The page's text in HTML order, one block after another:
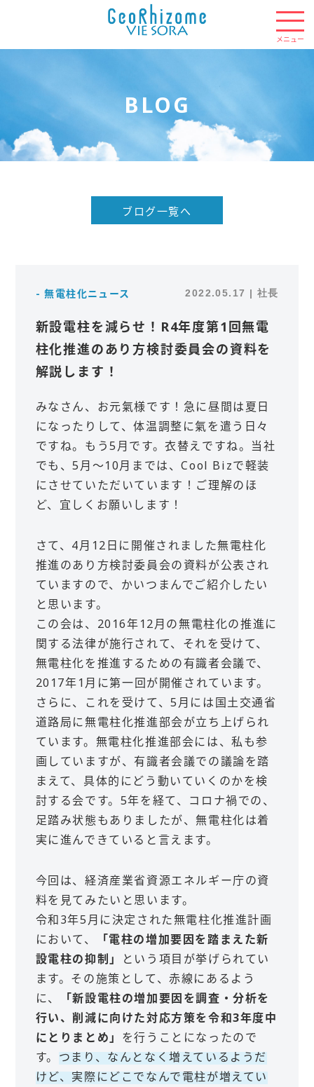
BLOG
ブログ一覧へ
- 無電柱化ニュース 2022.05.17 | 社長
新設電柱を減らせ！R4年度第1回無電
柱化推進のあり方検討委員会の資料を
解説します！
みなさん、お元氣様です！急に昼間は夏日
になったりして、体温調整に氣を遣う日々
ですね。もう5月です。衣替えですね。当社
でも、5月～10月までは、Cool Bizで軽装
にさせていただいています！ご理解のほ
ど、宜しくお願いします！
さて、4月12日に開催されました無電柱化
推進のあり方検討委員会の資料が公表され
ていますので、かいつまんでご紹介したい
と思います。
この会は、2016年12月の無電柱化の推進に
関する法律が施行されて、それを受けて、
無電柱化を推進するための有識者会議で、
2017年1月に第一回が開催されています。
さらに、これを受けて、5月には国土交通省
道路局に無電柱化推進部会が立ち上げられ
ています。無電柱化推進部会には、私も参
画していますが、有識者会議での議論を踏
まえて、具体的にどう動いていくのかを検
討する会です。5年を経て、コロナ禍での、
足踏み状態もありましたが、無電柱化は着
実に進んできていると言えます。
今回は、経済産業省資源エネルギー庁の資
料を見てみたいと思います。
令和3年5月に決定された無電柱化推進計画
において、
「電柱の増加要因を踏まえた新
設電柱の抑制」
という項目が挙げられてい
ます。その施策として、赤線にあるよう
に、
「新設電柱の増加要因を調査・分析を
行い、削減に向けた対応方策を令和3年度中
にとりまとめ」 を行うことになったので
す。 つまり、なんとなく増えているようだ
けど、実際にどこでなんで電柱が増えてい